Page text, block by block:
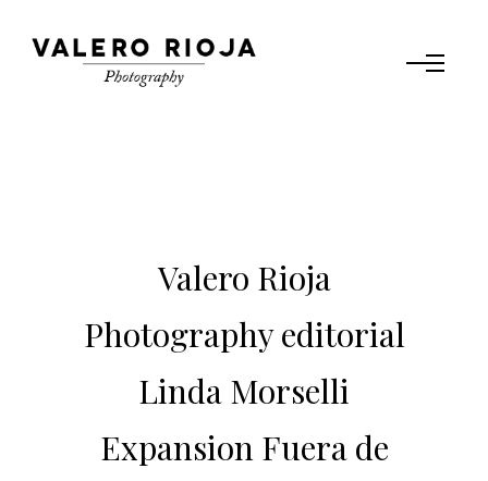
Valero Rioja
Photography editorial
Linda Morselli
Expansion Fuera de